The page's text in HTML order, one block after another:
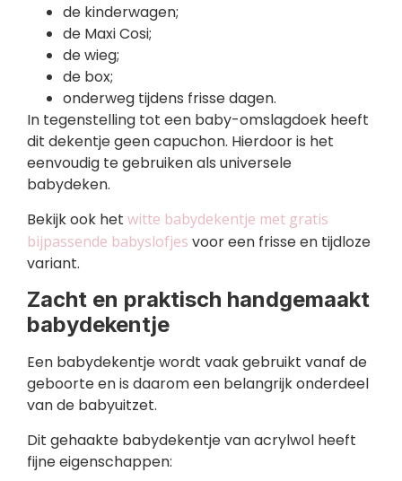
de kinderwagen;
de Maxi Cosi;
de wieg;
de box;
onderweg tijdens frisse dagen.
In tegenstelling tot een baby-omslagdoek heeft
dit dekentje geen capuchon. Hierdoor is het
eenvoudig te gebruiken als universele
babydeken.
Bekijk ook het witte babydekentje met gratis
bijpassende babyslofjes voor een frisse en tijdloze
variant.
Zacht en praktisch handgemaakt
babydekentje
Een babydekentje wordt vaak gebruikt vanaf de
geboorte en is daarom een belangrijk onderdeel
van de babyuitzet.
Dit gehaakte babydekentje van acrylwol heeft
fijne eigenschappen: